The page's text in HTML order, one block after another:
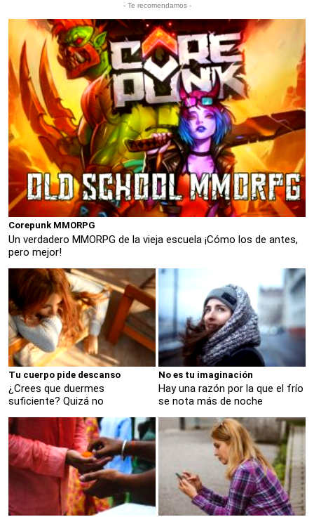
- Te recomendamos -
Corepunk MMORPG
Un verdadero MMORPG de la vieja escuela ¡Cómo los de antes,
pero mejor!
Tu cuerpo pide descanso
¿Crees que duermes
suficiente? Quizá no
No es tu imaginación
Hay una razón por la que el frío
se nota más de noche